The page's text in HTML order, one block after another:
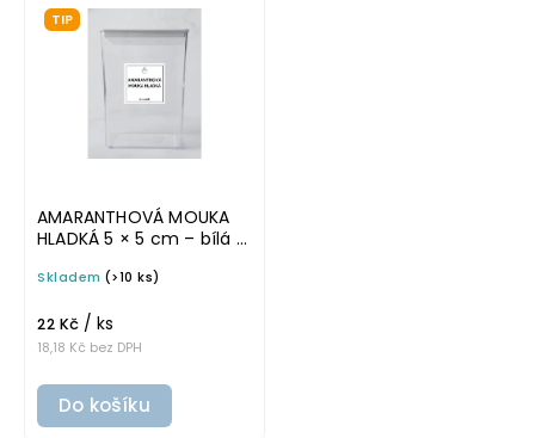
TIP
AMARANTHOVÁ MOUKA
HLADKÁ 5 × 5 cm – bílá v
omyvatelná samolepka
Skladem (>10 ks)
18,18 Kč bez DPH
22 Kč / ks
Do košíku